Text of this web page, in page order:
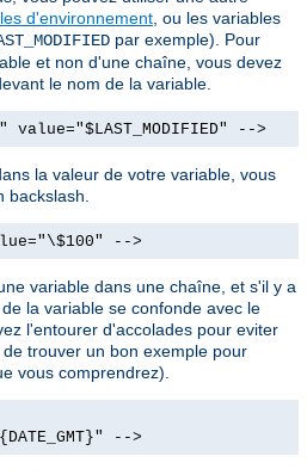
d'environnement , ou les variables
par exemple). Pour
et non d'une chaîne, vous devez
le nom de la variable.
-->
la valeur de votre variable, vous
-->
variable dans une chaîne, et s'il y a
la variable se confonde avec le
l'entourer d'accolades pour eviter
trouver un bon exemple pour
vous comprendrez).
-->